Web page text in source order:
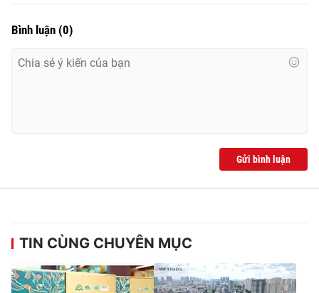
Bình luận (0)
Gửi bình luận
TIN CÙNG CHUYÊN MỤC